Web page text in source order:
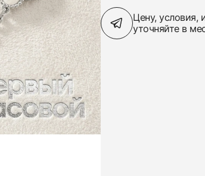
Цену, условия,
уточняйте в